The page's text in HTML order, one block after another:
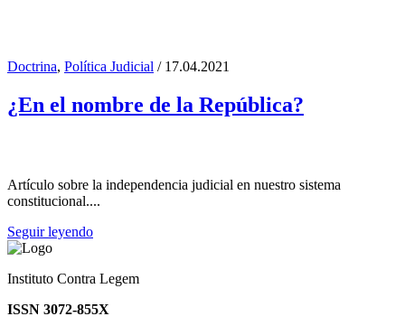
Schiffrin Tag
Doctrina, Política Judicial / 17.04.2021
¿En el nombre de la República?
Artículo sobre la independencia judicial en nuestro sistema
constitucional....
Seguir leyendo
Instituto Contra Legem
ISSN 3072-855X